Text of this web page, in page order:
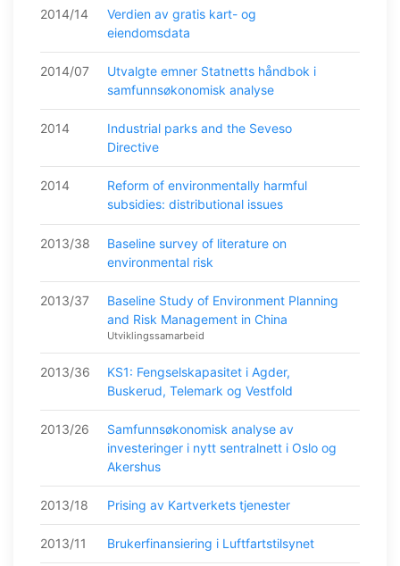
2014/14
Verdien av gratis kart- og
eiendomsdata
2014/07
Utvalgte emner Statnetts håndbok i
samfunnsøkonomisk analyse
2014
Industrial parks and the Seveso
Directive
2014
Reform of environmentally harmful
subsidies: distributional issues
2013/38
Baseline survey of literature on
environmental risk
2013/37
Baseline Study of Environment Planning
and Risk Management in China
Utviklingssamarbeid
2013/36
KS1: Fengselskapasitet i Agder,
Buskerud, Telemark og Vestfold
2013/26
Samfunnsøkonomisk analyse av
investeringer i nytt sentralnett i Oslo og
Akershus
2013/18 Prising av Kartverkets tjenester
2013/11 Brukerfinansiering i Luftfartstilsynet